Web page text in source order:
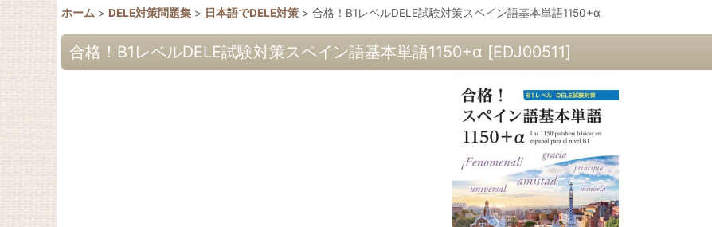
ホーム > DELE対策問題集 > 日本語でDELE対策 > 合格！B1レベルDELE試験対策スペイン語基本単語1150+α
合格！B1レベルDELE試験対策スペイン語基本単語1150+α [EDJ00511]